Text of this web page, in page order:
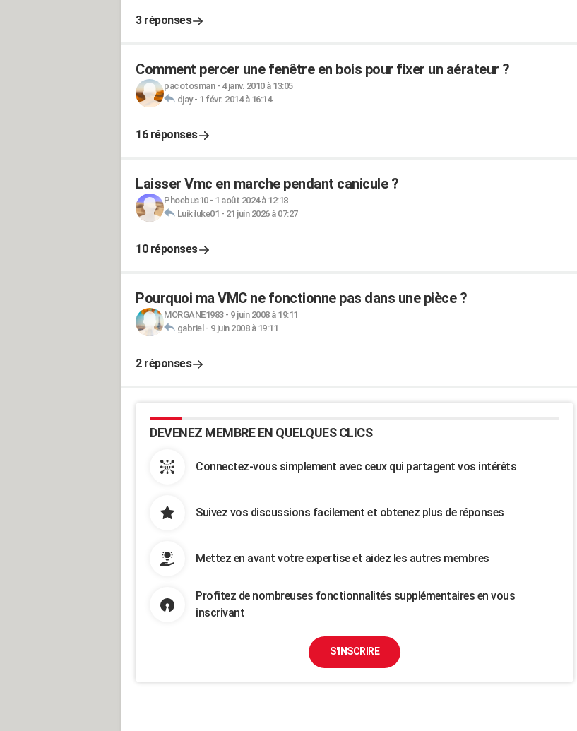
3 réponses
Comment percer une fenêtre en bois pour fixer un aérateur ?
pacotosman- 4 janv. 2010 à 13:05
djay- 1 févr. 2014 à 16:14
16 réponses
Laisser Vmc en marche pendant canicule ?
Phoebus10- 1 août 2024 à 12:18
Luikiluke01 - 21 juin 2026 à 07:27
10 réponses
Pourquoi ma VMC ne fonctionne pas dans une pièce ?
MORGANE1983- 9 juin 2008 à 19:11
gabriel - 9 juin 2008 à 19:11
2 réponses
DEVENEZ MEMBRE EN QUELQUES CLICS
Connectez-vous simplement avec ceux qui partagent vos intérêts
Suivez vos discussions facilement et obtenez plus de réponses
Mettez en avant votre expertise et aidez les autres membres
Profitez de nombreuses fonctionnalités supplémentaires en vous
inscrivant
S'INSCRIRE